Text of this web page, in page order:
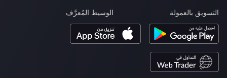
التسويق بالعمولة الوسيط المُعرَّف